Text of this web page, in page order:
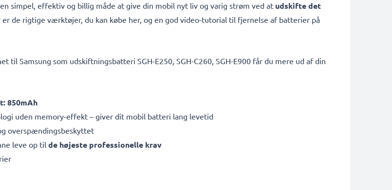
simpel, effektiv og billig måde at give din mobil nyt liv og varig strøm ved at udskifte det
er de rigtige værktøjer, du kan købe her, og en god video-tutorial til fjernelse af batterier på
til Samsung som udskiftningsbatteri SGH-E250, SGH-C260, SGH-E900 får du mere ud af din
850mAh
uden memory-effekt – giver dit mobil batteri lang levetid
overspændingsbeskyttet
leve op til de højeste professionelle krav